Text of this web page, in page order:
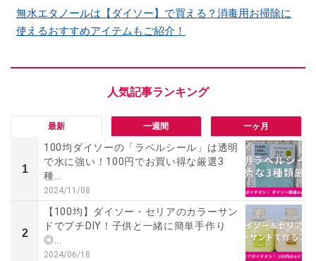
無水エタノールは【ダイソー】で買える？消毒用お掃除に
使えるおすすめアイテムもご紹介！
最新 一週間 一ヶ月
1
100均ダイソーの「ラベルシール」は透明
で水に強い！100円でお買い得な厳選3
種...
2024/11/08
2
【100均】ダイソー・セリアのカラーサン
ドでプチDIY！子供と一緒に簡単手作り
◎...
2024/06/18